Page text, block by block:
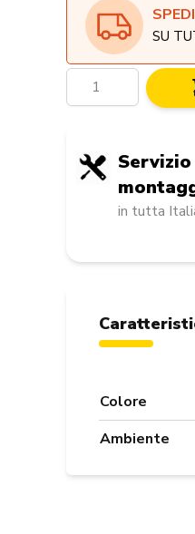
SU
Quantità
in tutta
Colore
Ambiente